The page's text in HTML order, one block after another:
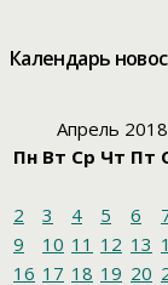
Календарь
Апрель 2018
Пн Вт Ср Чт Пт
2
3 4 5 6
9
10 11 12 13
16 17 18 19 20